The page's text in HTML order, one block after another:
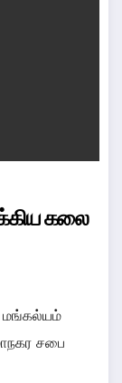
கலை
மங்கல்யம்
சபை